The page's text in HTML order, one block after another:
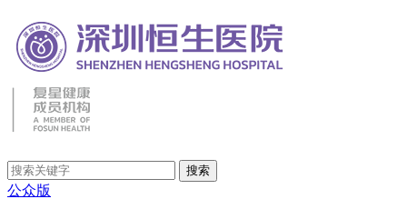
公众版